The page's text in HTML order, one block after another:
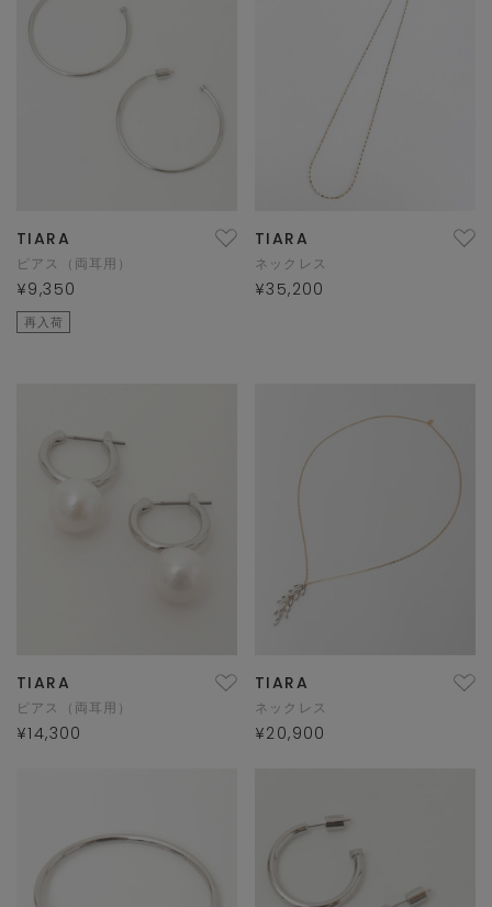
TIARA
ピアス（両耳用）
¥9,350
再入荷
TIARA
ネックレス
¥35,200
TIARA
ピアス（両耳用）
¥14,300
TIARA
ネックレス
¥20,900